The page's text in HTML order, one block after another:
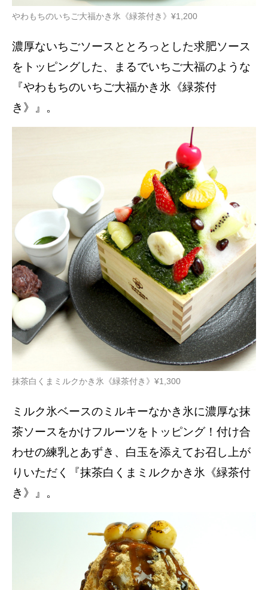
やわもちのいちご大福かき氷《緑茶付き》¥1,200
濃厚ないちごソースととろっとした求肥ソース
をトッピングした、まるでいちご大福のような
『やわもちのいちご大福かき氷《緑茶付
き》』。
抹茶白くまミルクかき氷《緑茶付き》¥1,300
ミルク氷ベースのミルキーなかき氷に濃厚な抹
茶ソースをかけフルーツをトッピング！付け合
わせの練乳とあずき、白玉を添えてお召し上が
りいただく『抹茶白くまミルクかき氷《緑茶付
き》』。